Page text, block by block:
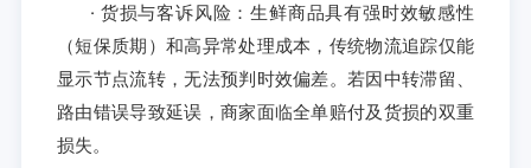
· 货损与客诉风险：生鲜商品具有强时效敏感性
（短保质期）和高异常处理成本，传统物流追踪仅能
显示节点流转，无法预判时效偏差。若因中转滞留、
路由错误导致延误，商家面临全单赔付及货损的双重
损失。